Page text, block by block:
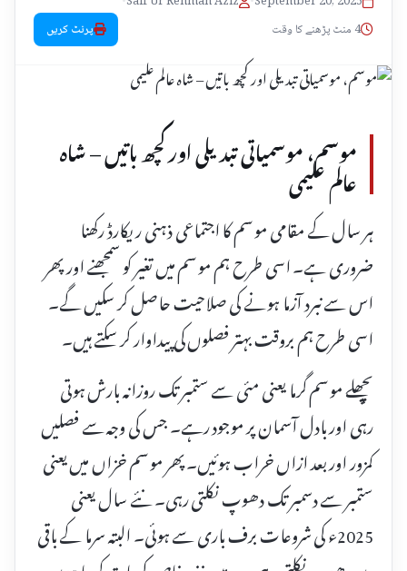
4 منٹ پڑھنے کا وقت
پرنٹ کریں
موسم، موسمیاتی تبدیلی اور کچھ باتیں – شاہ
عالم علیمی
ہر سال کے مقامی موسم کا اجتماعی ذہنی ریکارڈ رکھنا
ضروری ہے۔ اسی طرح ہم موسم میں تغیر کو سمجھنے اور پھر
اس سے نبرد آزما ہونے کی صلاحیت حاصل کر سکیں گے۔
اسی طرح ہم بروقت بہتر فصلوں کی پیداوار کر سکتے ہیں۔
پچھلے موسم گرما یعنی مئی سے ستمبر تک روزانہ بارش ہوتی
رہی اور بادل آسمان پر موجود رہے۔ جس کی وجہ سے فصلیں
کمزور اور بعد ازاں خراب ہوئیں۔ پھر موسم خزاں میں یعنی
ستمبر سے دسمبر تک دھوپ نکلتی رہی۔ نئے سال یعنی
2025ء کی شروعات برف باری سے ہوئی۔ البتہ سرما کے باقی